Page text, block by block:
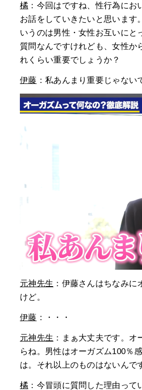
橘 ：今回はですね、性行為にお
お話をしていきたいと思います
いうのは男性・女性お互いにと
質問なんですけれども、女性か
れくらい重要でしょうか？
伊藤 ：私あんまり重要じゃない
元神先生 ：伊藤さんはちなみ
けど。
伊藤 ：・・・
元神先生 ：まぁ大丈夫です。
らね。男性はオーガズム100％
は。それ以上のものはないんで
橘 ：今冒頭に質問した理由っ